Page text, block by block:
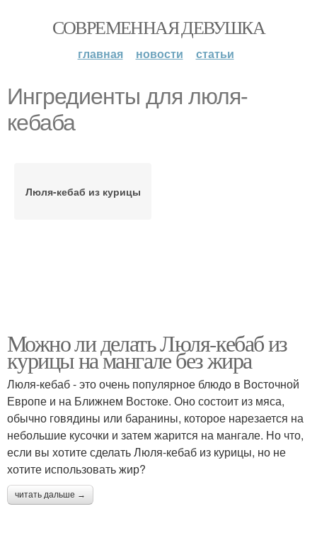
СОВРЕМЕННАЯ ДЕВУШКА
главная новости статьи
Ингредиенты для люля-
кебаба
Люля-кебаб из курицы
Можно ли делать Люля-кебаб из
курицы на мангале без жира
Люля-кебаб - это очень популярное блюдо в Восточной
Европе и на Ближнем Востоке. Оно состоит из мяса,
обычно говядины или баранины, которое нарезается на
небольшие кусочки и затем жарится на мангале. Но что,
если вы хотите сделать Люля-кебаб из курицы, но не
хотите использовать жир?
читать дальше →